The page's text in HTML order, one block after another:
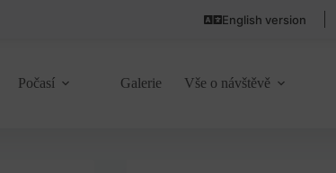
English version
Počasí Galerie Vše o návštěvě